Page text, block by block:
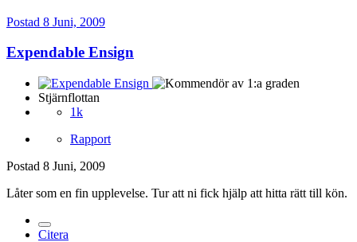
Postad 8 Juni, 2009
Expendable Ensign
Stjärnflottan
1k
Rapport
Postad 8 Juni, 2009
Låter som en fin upplevelse. Tur att ni fick hjälp att hitta rätt till kön.
Citera